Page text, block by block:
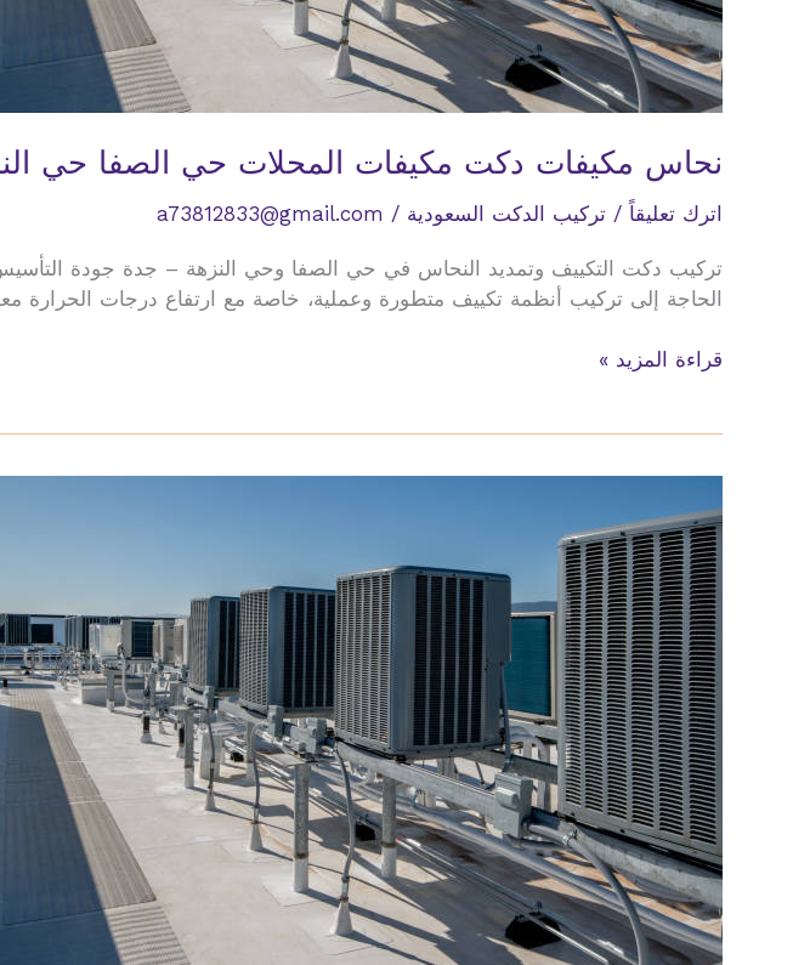
نحاس مكيفات دكت مكيفات المحلات حي الصفا حي
اترك تعليقاً / تركيب الدكت السعودية /
a73812833@gmail.com
تركيب دكت التكييف وتمديد النحاس في حي الصفا وحي النزهة – جدة جودة التأسيس
الحاجة إلى تركيب أنظمة تكييف متطورة وعملية، خاصة مع ارتفاع درجات الحرارة
نحاس
المحلات
حي
الصفا
حي
النزهة
قراءة المزيد »